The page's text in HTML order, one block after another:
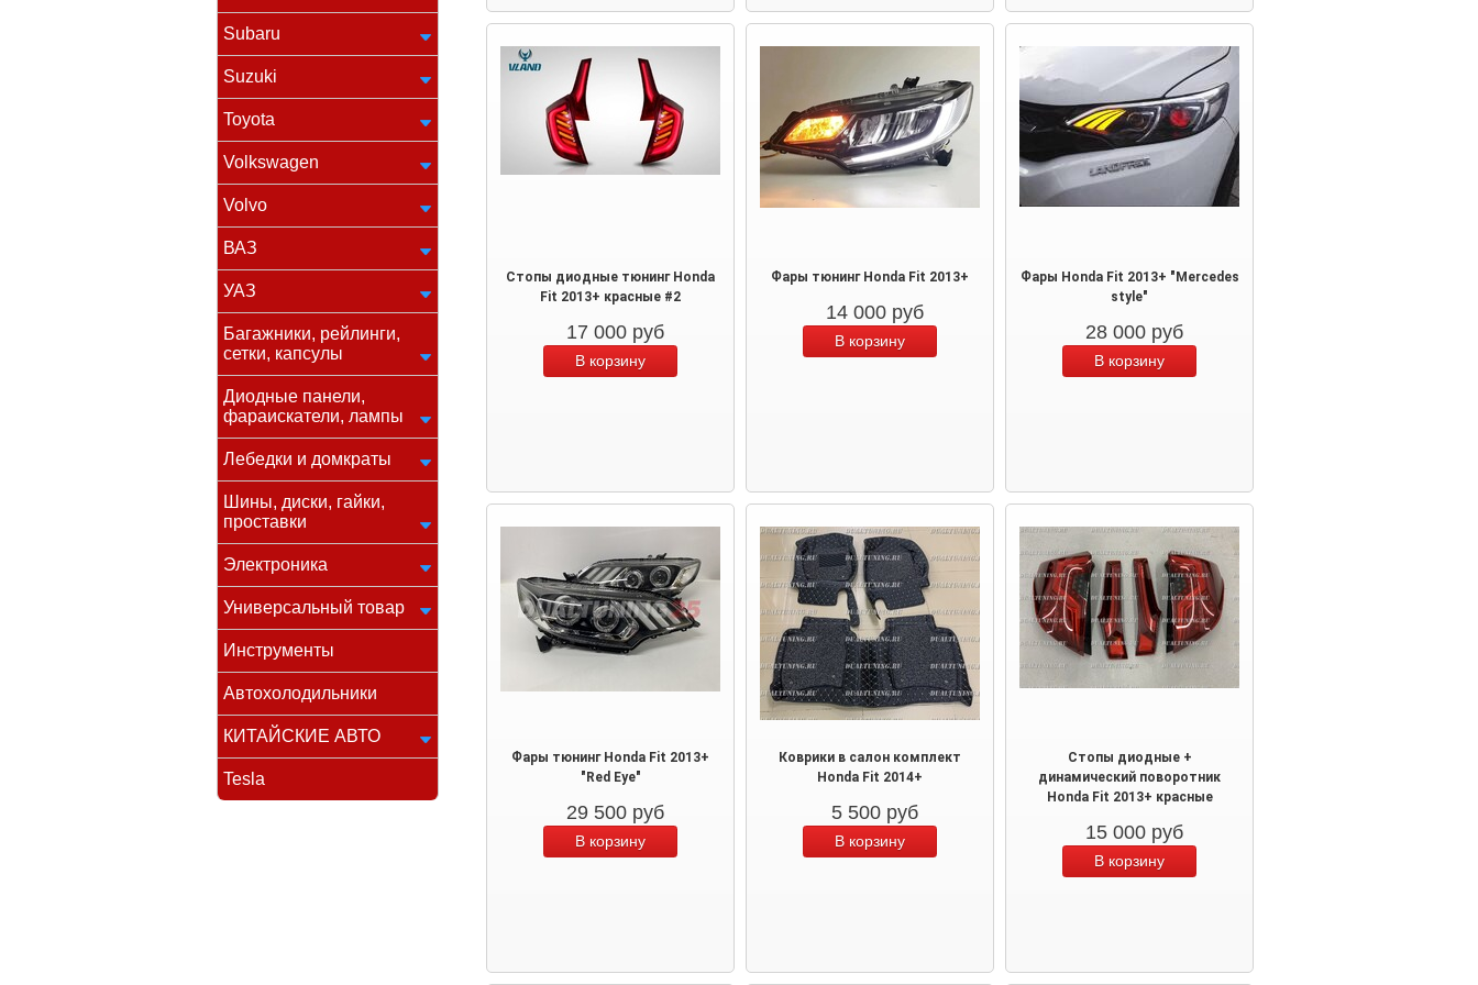
Subaru
Suzuki
Toyota
Volkswagen
Volvo
ВАЗ
УАЗ
Багажники, рейлинги,
сетки, капсулы
Диодные панели,
фараискатели, лампы
Лебедки и домкраты
Шины, диски, гайки,
проставки
Электроника
Универсальный товар
Инструменты
Автохолодильники
КИТАЙСКИЕ АВТО
Tesla
Стопы диодные тюнинг Honda
Fit 2013+ красные #2
17 000 руб
Фары тюнинг Honda Fit 2013+
14 000 руб
Фары Honda Fit 2013+ "Mercedes
style"
28 000 руб
Фары тюнинг Honda Fit 2013+
"Red Eye"
29 500 руб
Коврики в салон комплект
Honda Fit 2014+
5 500 руб
Стопы диодные +
динамический поворотник
Honda Fit 2013+ красные
15 000 руб